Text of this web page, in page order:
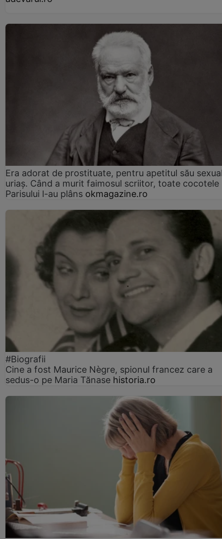
Era adorat de prostituate, pentru apetitul său
uriaș. Când a murit faimosul scriitor, toate cocotele
Parisului l-au plâns okmagazine.ro
#Biografii
Cine a fost Maurice Nègre, spionul francez care a
sedus-o pe Maria Tănase historia.ro